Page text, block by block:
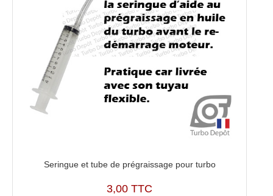
Seringue et tube de prégraissage pour turbo
3,00 TTC